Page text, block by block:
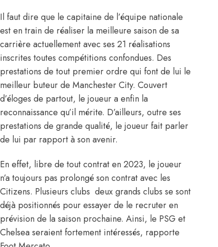
Il faut dire que le capitaine de l’équipe nationale
est en train de réaliser la meilleure saison de sa
carrière actuellement avec ses 21 réalisations
inscrites toutes compétitions confondues. Des
prestations de tout premier ordre qui font de lui le
meilleur buteur de Manchester City. Couvert
d’éloges de partout, le joueur a enfin la
reconnaissance qu’il mérite. D’ailleurs, outre ses
prestations de grande qualité, le joueur fait parler
de lui par rapport à son avenir.
En effet, libre de tout contrat en 2023, le joueur
n’a toujours pas prolongé son contrat avec les
Citizens. Plusieurs clubs deux grands clubs se sont
déjà positionnés pour essayer de le recruter en
prévision de la saison prochaine. Ainsi, le PSG et
Chelsea seraient fortement intéressés, rapporte